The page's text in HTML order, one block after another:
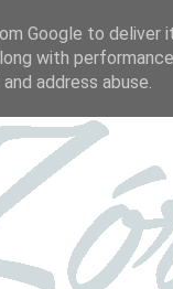
Google to deliver
with
address abuse.